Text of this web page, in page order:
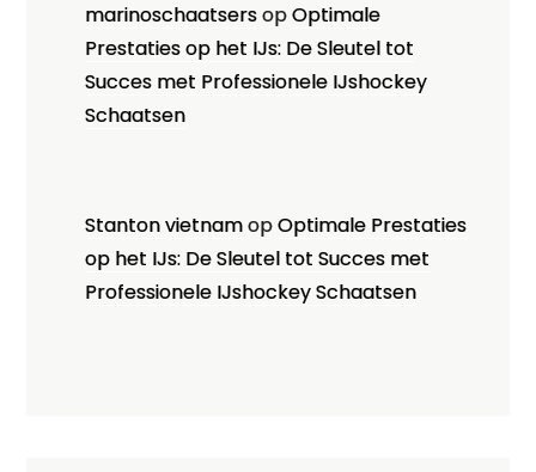
marinoschaatsersopOptimale
Prestaties op het IJs: De Sleutel tot
Succes met Professionele IJshockey
Schaatsen
Stanton vietnamopOptimale Prestaties
op het IJs: De Sleutel tot Succes met
Professionele IJshockey Schaatsen